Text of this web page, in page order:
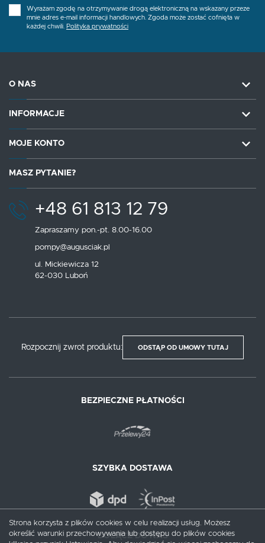
Wyrażam zgodę na otrzymywanie drogą elektroniczną na wskazany przeze
mnie adres e-mail informacji handlowych. Zgoda może zostać cofnięta w
każdej chwili. Polityka prywatności
O NAS
INFORMACJE
MOJE KONTO
MASZ PYTANIE?
+48 61 813 12 79
Zapraszamy pon.-pt. 8.00-16.00
pompy@augusciak.pl
ul. Mickiewicza 12
62-030 Luboń
Rozpocznij zwrot produktu: ODSTĄP OD UMOWY TUTAJ
BEZPIECZNE PŁATNOŚCI
SZYBKA DOSTAWA
DOŁĄCZ DO NAS
Strona korzysta z plików cookies w celu realizacji usług. Możesz
określić warunki przechowywania lub dostępu do plików cookies